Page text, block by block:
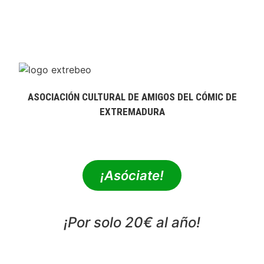
ASOCIACIÓN CULTURAL DE AMIGOS DEL CÓMIC DE
EXTREMADURA
¡Asóciate!
¡Por solo 20€ al año!